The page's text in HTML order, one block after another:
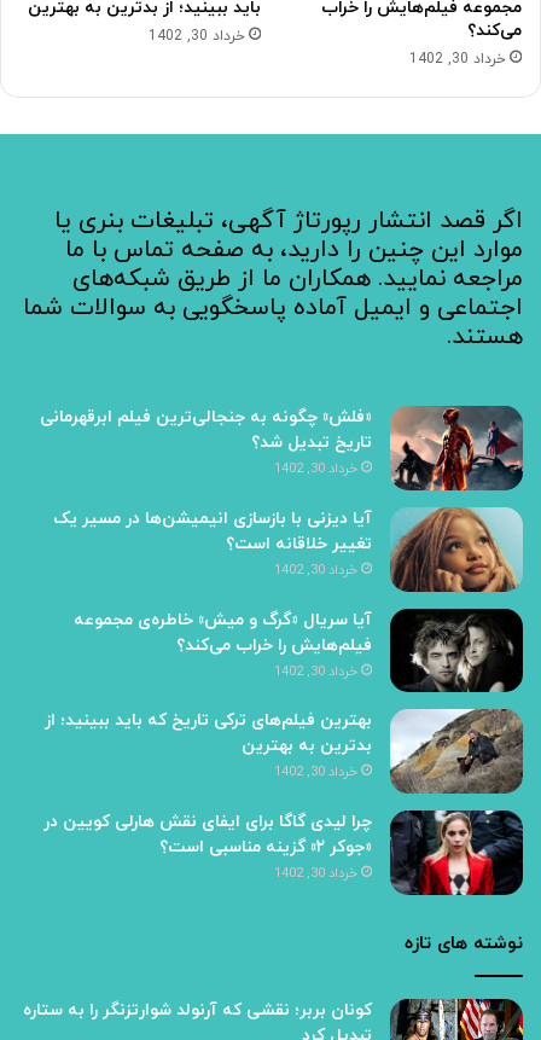
مجموعه‌ فیلم‌هایش را خراب
می‌کند؟
خرداد 30, 1402
باید ببینید؛ از بدترین به بهترین
خرداد 30, 1402
اگر قصد انتشار رپورتاژ آگهی، تبلیغات بنری یا
موارد این چنین را دارید، به صفحه تماس با ما
مراجعه نمایید. همکاران ما از طریق شبکه‌های
اجتماعی و ایمیل آماده پاسخگویی به سوالات شما
هستند.
«فلش» چگونه به جنجالی‌ترین فیلم ابرقهرمانی
تاریخ تبدیل شد؟
خرداد 30, 1402
آیا دیزنی با بازسازی انیمیشن‌ها در مسیر یک
تغییر خلاقانه است؟
خرداد 30, 1402
آیا سریال «گرگ و میش» خاطره‌ی مجموعه‌
فیلم‌هایش را خراب می‌کند؟
خرداد 30, 1402
بهترین فیلم‌های ترکی تاریخ که باید ببینید؛ از
بدترین به بهترین
خرداد 30, 1402
چرا لیدی گاگا برای ایفای نقش هارلی کویین در
«جوکر ۲» گزینه مناسبی است؟
خرداد 30, 1402
نوشته های تازه
کونان بربر؛ نقشی که آرنولد شوارتزنگر را به ستاره